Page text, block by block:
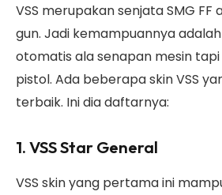
VSS merupakan senjata SMG
gun. Jadi kemampuannya
otomatis ala senapan mesin
pistol. Ada beberapa skin VSS
terbaik. Ini dia daftarnya:
1. VSS Star General
VSS skin yang pertama ini